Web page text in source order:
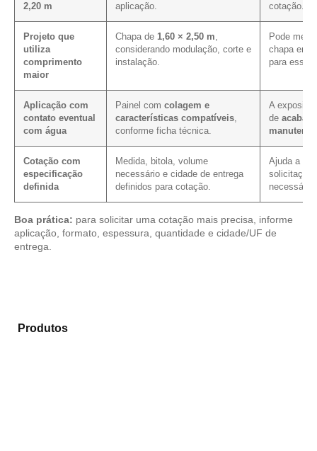
2,20 m
aplicação.
cotação.
Projeto que
utiliza
comprimento
maior
Chapa de 1,60 × 2,50 m
considerando modulação, corte e
instalação.
Pode
chapa em
para essa
Aplicação com
contato eventual
com água
Painel com colagem e
características compatíveis
conforme ficha técnica.
A
de
Cotação com
especificação
definida
Medida, bitola, volume
necessário e cidade de entrega
definidos para cotação.
Ajuda a
necessário.
Boa prática: para solicitar uma cotação mais precisa, informe
aplicação, formato, espessura, quantidade e cidade/UF de
entrega.
Produtose identifique o tipo de chapa mais indicado